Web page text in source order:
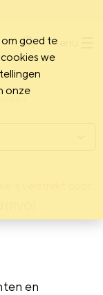
Menu
is verstrekt door:
en
goed te
we
onze